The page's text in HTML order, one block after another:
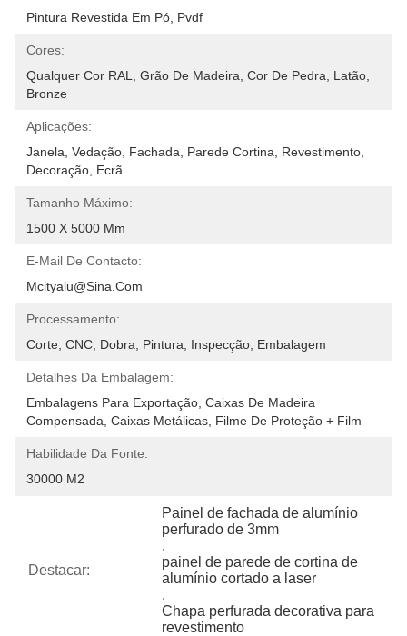
Pintura Revestida Em Pó, Pvdf
Cores:
Qualquer Cor RAL, Grão De Madeira, Cor De Pedra, Latão,
Bronze
Aplicações:
Janela, Vedação, Fachada, Parede Cortina, Revestimento,
Decoração, Ecrã
Tamanho Máximo:
1500 X 5000 Mm
E-Mail De Contacto:
Mcityalu@sina.com
Processamento:
Corte, CNC, Dobra, Pintura, Inspecção, Embalagem
Detalhes Da Embalagem:
Embalagens Para Exportação, Caixas De Madeira
Compensada, Caixas Metálicas, Filme De Proteção + Film
Habilidade Da Fonte:
30000 M2
Destacar:
Painel de fachada de alumínio
perfurado de 3mm
,
painel de parede de cortina de
alumínio cortado a laser
,
Chapa perfurada decorativa para
revestimento